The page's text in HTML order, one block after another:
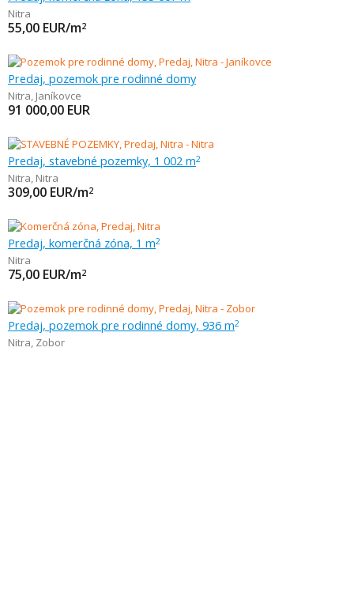
Nitra
55,00 EUR/m2
Predaj, pozemok pre rodinné domy
Nitra, Janíkovce
91 000,00 EUR
Predaj, stavebné pozemky, 1 002 m2
Nitra, Nitra
309,00 EUR/m2
Predaj, komerčná zóna, 1 m2
Nitra
75,00 EUR/m2
Predaj, pozemok pre rodinné domy, 936 m2
Nitra, Zobor